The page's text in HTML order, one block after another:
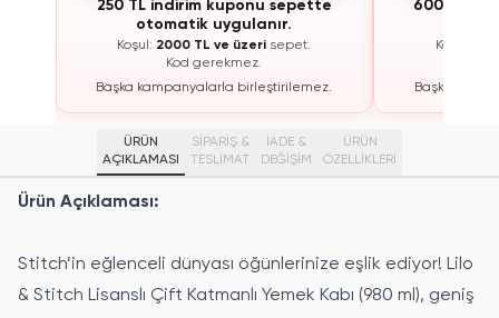
250 TL indirim kuponu sepette
otomatik uygulanır.
Koşul: 2000 TL ve üzeri sepet.
Kod gerekmez.
Başka kampanyalarla birleştirilemez.
600 TL
Koşul:
Başka
ÜRÜN
AÇIKLAMASI
SİPARİŞ &
TESLİMAT
İADE &
DEĞİŞİM
ÜRÜN
ÖZELLIKLERI
Ürün Açıklaması:
Stitch’in eğlenceli dünyası öğünlerinize eşlik ediyor! Lilo
& Stitch Lisanslı Çift Katmanlı Yemek Kabı (980 ml), geniş